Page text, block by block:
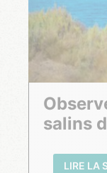
Observez les oiseaux aux
salins
LIRE LA